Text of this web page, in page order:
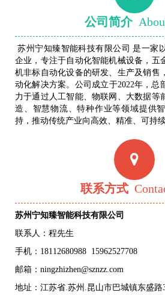
公司简介
苏州宁知臻智能科技有限公司 是一家
企业，专注于自动化智能机械设备，五
机非标自动化设备的研发、生产及销售
动化解决方案。公司成立于2022年，总
力于通过人工智能、物联网、大数据等
造、智慧物流、特种作业等领域提供
持，推动传统产业向高效、精准、可持
联系方式
苏州宁知臻智能科技有限公司
联系人：程先生
手机： 18112680988 15962527708
邮箱：ningzhizhen@sznzz.com
地址：江苏省.苏州.昆山市巴城镇东盛路